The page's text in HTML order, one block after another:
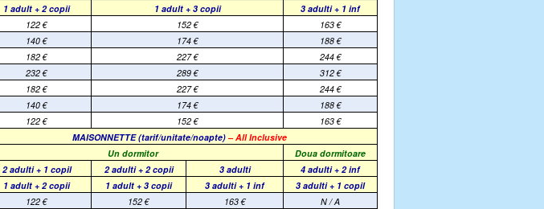
1 adult + 2 copii
1 adult + 3 copii
3 adulti + 1 inf
122€ 152€ 163€
140 € 174€ 188 €
182€ 227€ 244€
232 € 289€ 312 €
182€ 227€ 244€
140 € 174€ 188 €
122€ 152€ 163€
MAISONNETTE(tarif/unitate/noapte) – All Inclusive
Un dormitor
Doua dormitoare
2 adulti + 1 copil
2 adulti + 2 copii 3 adulti
4 adulti + 2 inf
1 adult + 2 copii
1 adult + 3 copii 3 adulti + 1 inf
3 adulti + 1 copil
122€ 152€ 163€
N / A